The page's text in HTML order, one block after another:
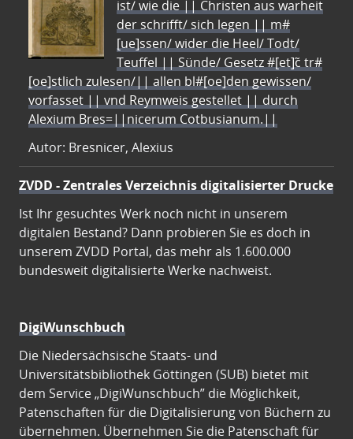
ist/ wie die || Christen aus warheit
der schrifft/ sich legen || m#
[ue]ssen/ wider die Heel/ Todt/
Teuffel || Sünde/ Gesetz #[et]c̃ tr#
[oe]stlich zulesen/|| allen bl#[oe]den gewissen/
vorfasset || vnd Reymweis gestellet || durch
Alexium Bres=||nicerum Cotbusianum.||
Autor: Bresnicer, Alexius
ZVDD - Zentrales Verzeichnis digitalisierter Drucke
Ist Ihr gesuchtes Werk noch nicht in unserem
digitalen Bestand? Dann probieren Sie es doch in
unserem ZVDD Portal, das mehr als 1.600.000
bundesweit digitalisierte Werke nachweist.
DigiWunschbuch
Die Niedersächsische Staats- und
Universitätsbibliothek Göttingen (SUB) bietet mit
dem Service „DigiWunschbuch” die Möglichkeit,
Patenschaften für die Digitalisierung von Büchern zu
übernehmen. Übernehmen Sie die Patenschaft für